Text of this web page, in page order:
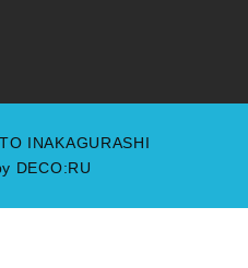
INAKAGURASHI
DECO:RU